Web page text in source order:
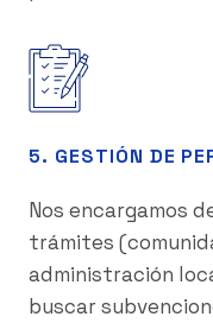
5. GESTIÓN DE
Nos encargamos
trámites
administración
buscar